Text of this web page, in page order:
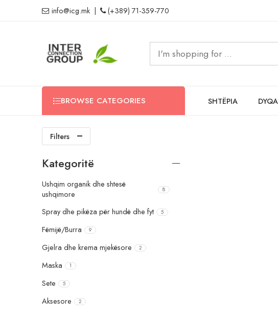
info@icg.mk | (+389) 71-359-770
BROWSE CATEGORIES SHTËPIA
Filters
Kategoritë
Ushqim organik dhe shtesë
ushqimore
8
Spray dhe pikëza për hundë dhe fyt 5
Fëmijë/Burra 9
Gjelra dhe krema mjekësore 2
Maska 1
Sete 5
Aksesore 2